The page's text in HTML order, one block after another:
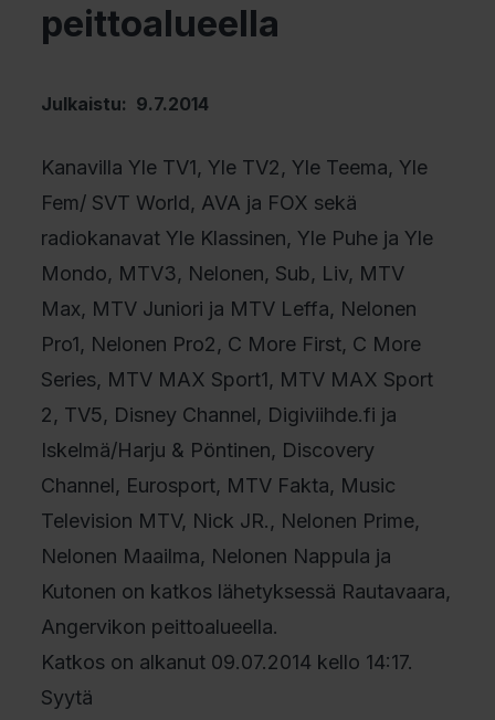
peittoalueella
Julkaistu: 9.7.2014
Kanavilla Yle TV1, Yle TV2, Yle Teema, Yle
Fem/ SVT World, AVA ja FOX sekä
radiokanavat Yle Klassinen, Yle Puhe ja Yle
Mondo, MTV3, Nelonen, Sub, Liv, MTV
Max, MTV Juniori ja MTV Leffa, Nelonen
Pro1, Nelonen Pro2, C More First, C More
Series, MTV MAX Sport1, MTV MAX Sport
2, TV5, Disney Channel, Digiviihde.fi ja
Iskelmä/Harju & Pöntinen, Discovery
Channel, Eurosport, MTV Fakta, Music
Television MTV, Nick JR., Nelonen Prime,
Nelonen Maailma, Nelonen Nappula ja
Kutonen on katkos lähetyksessä Rautavaara,
Angervikon peittoalueella.
Katkos on alkanut 09.07.2014 kello 14:17.
Syytä